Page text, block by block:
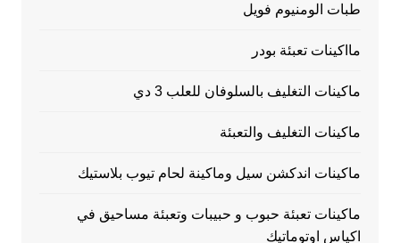
طبات الومنيوم فويل
مااكينات تعبئة بودر
ماكينات التغليف بالسلوفان للعلب 3 دي
ماكينات التغليف والتعبئة
ماكينات اندكشن سيل وماكينة لحام تيوب بلاستيك
ماكينات تعبئة حبوب و حبيبات وتعبئة مساحيق في
اكياس اوتوماتيك